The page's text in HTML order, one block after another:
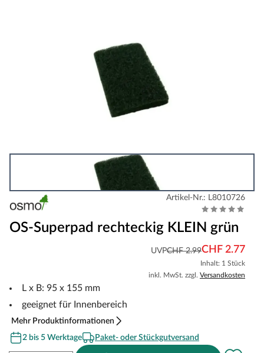
Artikel-Nr.: L8010726
OS-Superpad rechteckig KLEIN grün
UVPCHF 2.99CHF 2.77
Inhalt: 1 Stück
inkl. MwSt. zzgl. Versandkosten
L x B: 95 x 155 mm
geeignet für Innenbereich
Mehr Produktinformationen
2 bis 5 Werktage
Paket- oder Stückgutversand